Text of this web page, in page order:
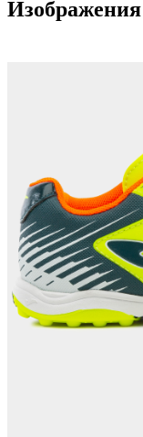
Изображения